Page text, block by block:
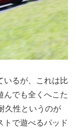
いるが、これは比
んでも全くへこた
久性というのが
トで遊べるパッド